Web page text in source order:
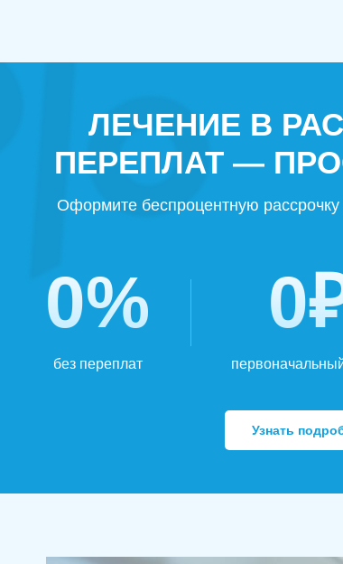
ЛЕЧЕНИЕ В
ПЕРЕПЛАТ —
Оформите беспроцентную
0%
без переплат
Узнать